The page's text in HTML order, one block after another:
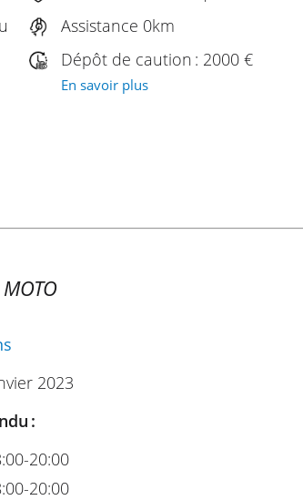
Assistance 0km
Dépôt de caution : 2000 €
En savoir plus
MOTO
2023
:
20:00
20:00